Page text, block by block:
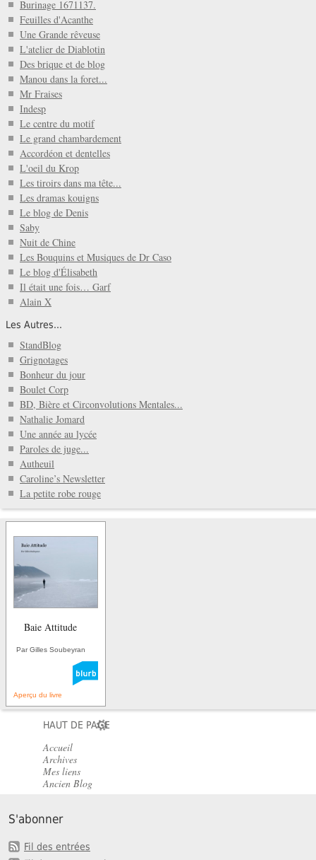
Burinage 1671137.
Feuilles d'Acanthe
Une Grande rêveuse
L'atelier de Diablotin
Des brique et de blog
Manou dans la foret...
Mr Fraises
Indesp
Le centre du motif
Le grand chambardement
Accordéon et dentelles
L'oeil du Krop
Les tiroirs dans ma tête...
Les dramas kouigns
Le blog de Denis
Saby
Nuit de Chine
Les Bouquins et Musiques de Dr Caso
Le blog d'Élisabeth
Il était une fois… Garf
Alain X
Les Autres...
StandBlog
Grignotages
Bonheur du jour
Boulet Corp
BD, Bière et Circonvolutions Mentales...
Nathalie Jomard
Une année au lycée
Paroles de juge...
Autheuil
Caroline’s Newsletter
La petite robe rouge
Baie Attitude
Par Gilles Soubeyran
Aperçu du livre
HAUT DE PAGE
Accueil
Archives
Mes liens
Ancien Blog
S'abonner
Fil des entrées